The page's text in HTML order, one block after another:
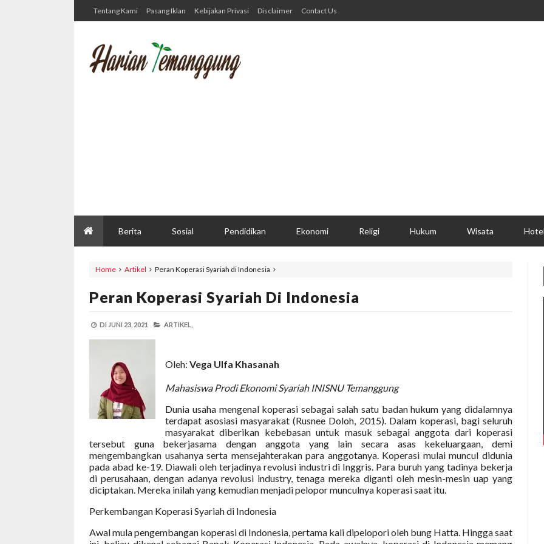
Tentang Kami Pasang Iklan Kebijakan Privasi Disclaimer Contact Us
Berita Sosial Pendidikan Ekonomi Religi Hukum Wisata Hotel
Home Artikel Peran Koperasi Syariah di Indonesia
Peran Koperasi Syariah Di Indonesia
DI JUNI 23, 2021 ARTIKEL,
Oleh: Vega Ulfa Khasanah
Mahasiswa Prodi Ekonomi Syariah INISNU Temanggung
Dunia usaha mengenal koperasi sebagai salah satu badan hukum yang didalamnya
terdapat asosiasi masyarakat (Rusnee Doloh, 2015). Dalam koperasi, bagi seluruh
masyarakat diberikan kebebasan untuk masuk sebagai anggota dari koperasi
tersebut guna bekerjasama dengan anggota yang lain secara asas kekeluargaan, demi
mengembangkan usahanya serta mensejahterakan para anggotanya. Koperasi mulai muncul didunia
pada abad ke-19. Diawali oleh terjadinya revolusi industri di Inggris. Para buruh yang tadinya bekerja
di perusahaan, dengan adanya revolusi industry, tenaga mereka diganti oleh mesin-mesin uap yang
diciptakan. Mereka inilah yang kemudian menjadi pelopor munculnya koperasi saat itu.
Perkembangan Koperasi Syariah di Indonesia
Awal mula pengembangan koperasi di Indonesia, pertama kali dipelopori oleh bung Hatta. Hingga saat